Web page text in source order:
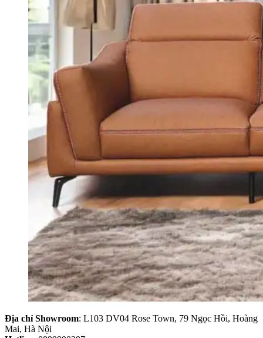
Địa chỉ Showroom: L103 DV04 Rose Town, 79 Ngọc Hồi, Hoàng
Mai, Hà Nội